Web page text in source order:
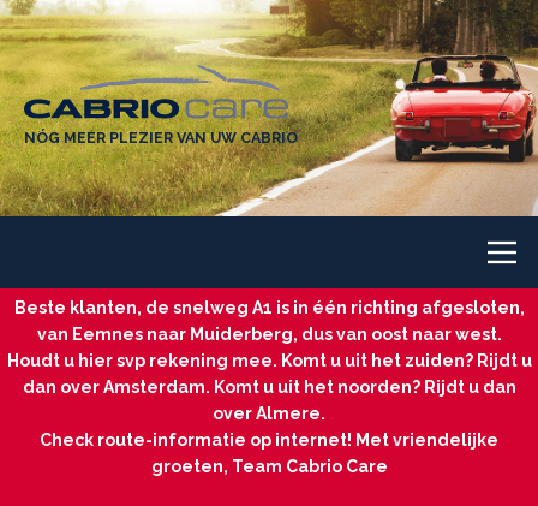
NÓG MEER PLEZIER VAN UW CABRIO
Beste klanten, de snelweg A1 is in één richting afgesloten,
van Eemnes naar Muiderberg, dus van oost naar west.
Houdt u hier svp rekening mee. Komt u uit het zuiden? Rijdt u
dan over Amsterdam. Komt u uit het noorden? Rijdt u dan
over Almere.
Check route-informatie op internet! Met vriendelijke
groeten, Team Cabrio Care